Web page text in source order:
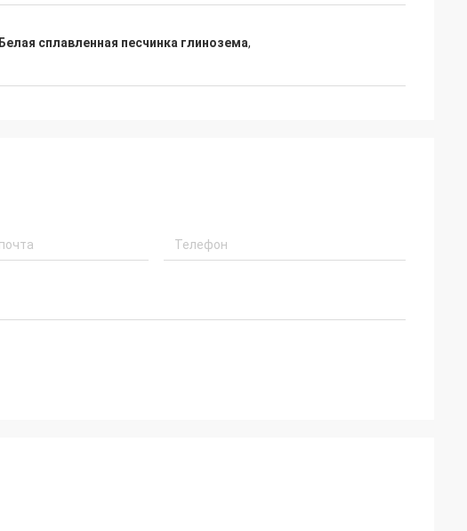
Белая сплавленная песчинка глинозема,